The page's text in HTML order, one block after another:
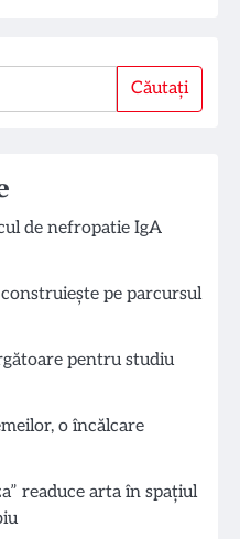
Căutați
de nefropatie IgA
pe parcursul
pentru studiu
o încălcare
readuce arta în spațiul